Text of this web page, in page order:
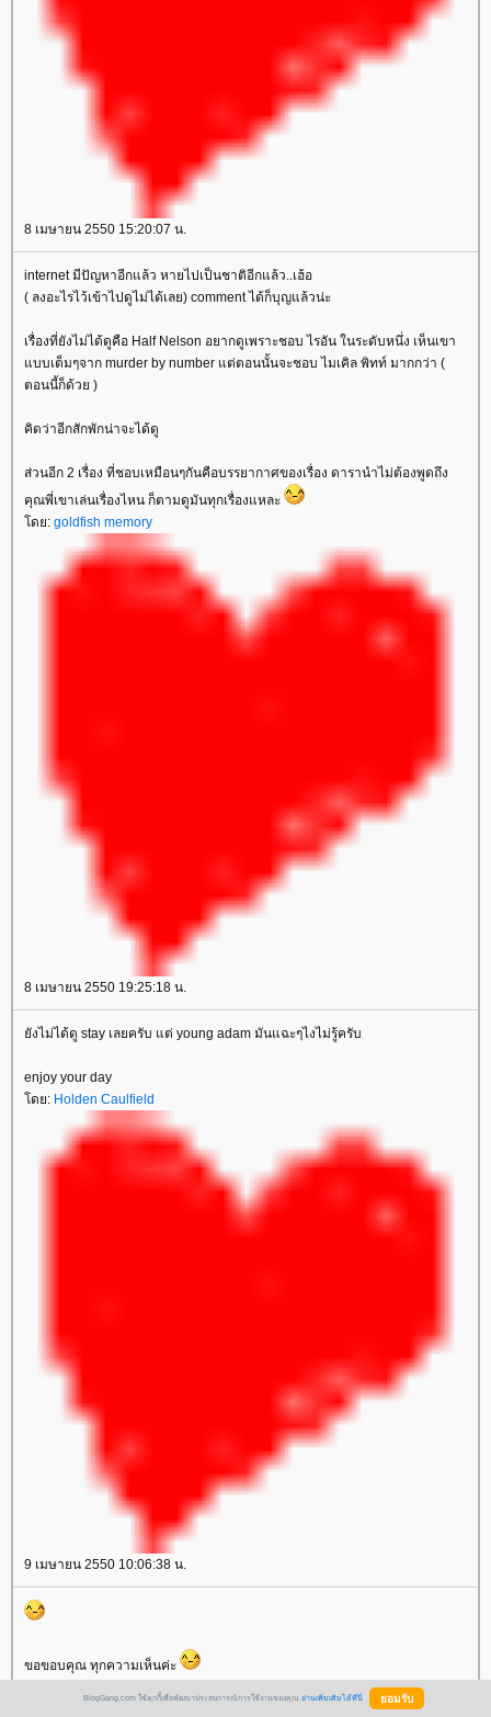
8 เมษายน 2550 15:20:07 น.
internet มีปัญหาอีกแล้ว หายไปเป็นชาติอีกแล้ว..เฮ้อ
( ลงอะไรไว้เข้าไปดูไม่ได้เลย) comment ได้ก็บุญแล้วน่ะ
เรื่องที่ยังไม่ได้ดูคือ Half Nelson อยากดูเพราะชอบ ไรอัน ในระดับหนึ่ง เห็นเขา
บบเต็มๆจาก murder by number แต่ตอนนั้นจะชอบ ไมเคิล พิทท์ มากกว่า (
ตอนนี้ก็ด้วย )
คิดว่าอีกสักพักน่าจะได้ดู
ส่วนอีก 2 เรื่อง ที่ชอบเหมือนๆกันคือบรรยากาศของเรื่อง ดารานำไม่ต้องพูดถึง
คุณพี่เขาเล่นเรื่องไหน ก็ตามดูมันทุกเรื่องแหละ
ดย: goldfish memory
8 เมษายน 2550 19:25:18 น.
ังไม่ได้ดู stay เลยครับ แต่ young adam มันแฉะๆไงไม่รู้ครับ
enjoy your day
ดย: Holden Caulfield
9 เมษายน 2550 10:06:38 น.
ขอขอบคุณ ทุกความเห็นค่ะ
BlogGang.com ใช้คุกกี้เพื่อพัฒนาประสบการณ์การใช้งานของคุณ อ่านเพิ่มเติมได้ที่นี่